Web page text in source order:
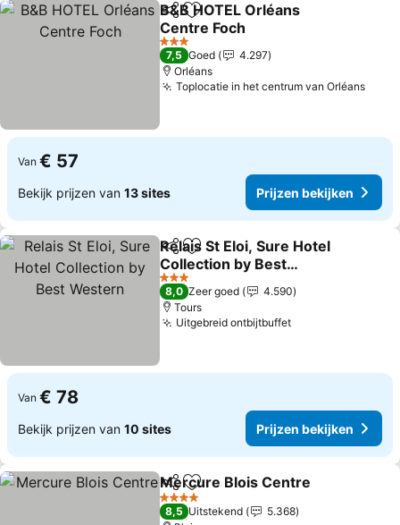
DelenToevoegen aan favorieten
B&B HOTEL Orléans
Centre Foch
3 Sterren
7,5 Goed
4.297
Orléans
Toplocatie in het centrum van Orléans
Van € 57
Bekijk prijzen van 13 sites Prijzen bekijken
DelenToevoegen aan favorieten
Relais St Eloi, Sure Hotel
Collection by Best
Western
3 Sterren
8,0 Zeer goed
4.590
Tours
Uitgebreid ontbijtbuffet
Van € 78
Bekijk prijzen van 10 sites Prijzen bekijken
DelenToevoegen aan favorieten
Mercure Blois Centre
4 Sterren
8,5 Uitstekend
5.368